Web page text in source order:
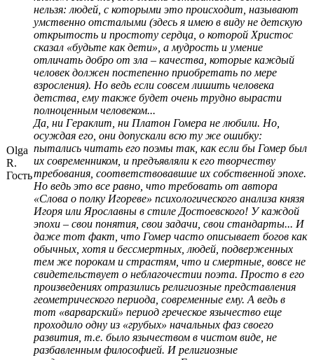
Olga
R.
Гость
нельзя: людей, с которыми это происходит, называют
умственно отсталыми (здесь я имею в виду не детскую
открытость и простоту сердца, о которой Христос
сказал «будьте как дети», а мудрость и умение
отличать добро от зла – качества, которые каждый
человек должен постепенно приобретать по мере
взросления). Но ведь если совсем лишить человека
детства, ему также будет очень трудно вырасти
полноценным человеком...
Да, ни Гераклит, ни Платон Гомера не любили. Но,
осуждая его, они допускали всю ту же ошибку:
пытались читать его поэмы так, как если бы Гомер был
их современником, и предъявляли к его творчеству
требования, соответствовавшие их собственной эпохе.
Но ведь это все равно, что требовать от автора
«Слова о полку Игореве» психологического анализа князя
Игоря или Ярославны в стиле Достоевского! У каждой
эпохи – свои понятия, свои задачи, свои стандарты... И
даже тот факт, что Гомер часто описывает богов как
обычных, хотя и бессмертных, людей, подверженных
тем же порокам и страстям, что и смертные, вовсе не
свидетельствует о неблагочестии поэта. Просто в его
произведениях отразились религиозные представления
геометрического периода, современные ему. А ведь в
тот «варварский» период греческое язычество еще
проходило одну из «грубых» начальных фаз своего
развития, т.е. было язычеством в чистом виде, не
разбавленным философией. И религиозные